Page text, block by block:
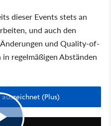
dieser Events stets an
und auch den
und Quality-of-
regelmäßigen Abständen
(Plus)
1:20